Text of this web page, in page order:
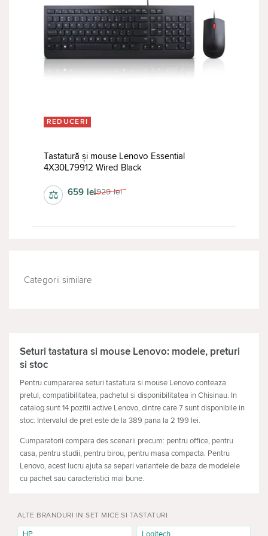
REDUCERI
Tastatură și mouse Lenovo Essential
4X30L79912 Wired Black
929 lei
659 lei
⚖
Categorii similare
Seturi tastatura si mouse Lenovo: modele, preturi
si stoc
Pentru cumpararea seturi tastatura si mouse Lenovo conteaza
pretul, compatibilitatea, pachetul si disponibilitatea in Chisinau. In
catalog sunt 14 pozitii active Lenovo, dintre care 7 sunt disponibile in
stoc. Intervalul de pret este de la 389 pana la 2 199 lei.
Cumparatorii compara des scenarii precum: pentru office, pentru
casa, pentru studii, pentru birou, pentru masa compacta. Pentru
Lenovo, acest lucru ajuta sa separi variantele de baza de modelele
cu pachet sau caracteristici mai bune.
Seturi tastatura si mouse Lenovo pot fi alese pentru office, pentru
casa, pentru studii, pentru birou, pentru masa compacta. Pentru
ALTE BRANDURI IN SET MICE SI TASTATURI